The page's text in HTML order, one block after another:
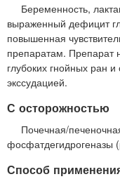
Беременность,
выраженный дефицит
повышенная
препаратам. Препарат
глубоких гнойных ран
экссудацией.
С осторожностью
Почечная/
фосфатдегидрогеназы
Способ